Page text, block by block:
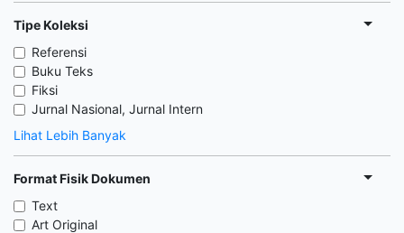
Tipe Koleksi
Referensi
Buku Teks
Fiksi
Jurnal Nasional, Jurnal Intern
Lihat Lebih Banyak
Format Fisik Dokumen
Text
Art Original